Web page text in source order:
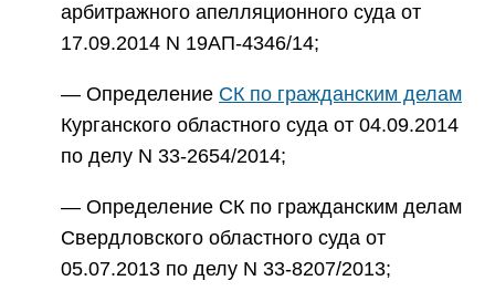
арбитражного апелляционного суда от
17.09.2014 N 19АП-4346/14;
— Определение СК по гражданским делам
Курганского областного суда от 04.09.2014
по делу N 33-2654/2014;
— Определение СК по гражданским делам
Свердловского областного суда от
05.07.2013 по делу N 33-8207/2013;